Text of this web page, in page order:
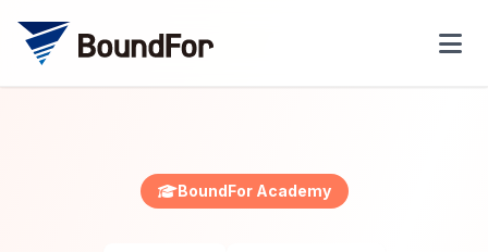
BoundFor Academy